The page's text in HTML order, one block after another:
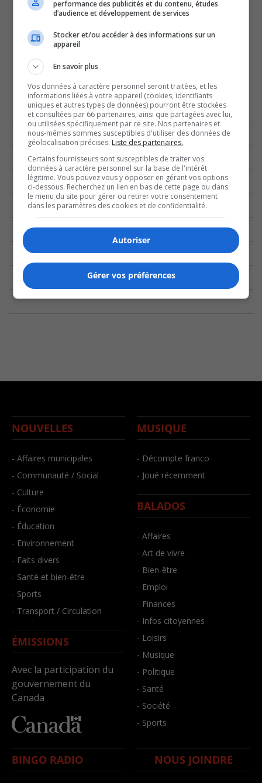
NOUVELLES
- Affaires municipales
- Communauté / Social
- Culture
- Économie
- Éducation
- Environnement
- Faits divers
- Santé et bien-être
- Sports
- Transport / Circulation
ÉMISSIONS
Avec la participation du
gouvernement du
Canada
MUSIQUE
- Décompte franco
- Joué récemment
BALADOS
- Affaires
- Art de vivre
- Bien-être
- Emploi
- Finances
- Infos citoyennes
- Loisirs
- Musique
- Politique
- Santé
- Société
- Sports
BINGO RADIO NOUS JOINDRE
performance des publicités et du contenu, études
d’audience et développement de services
Stocker et/ou accéder à des informations sur un
appareil
En savoir plus
Vos données à caractère personnel seront traitées, et les
informations liées à votre appareil (cookies, identifiants
uniques et autres types de données) pourront être stockées
et consultées par 66 partenaires, ainsi que partagées avec lui,
ou utilisées spécifiquement par ce site. Nos partenaires et
nous-mêmes sommes susceptibles d'utiliser des données de
géolocalisation précises. Liste des partenaires.
Certains fournisseurs sont susceptibles de traiter vos
données à caractère personnel sur la base de l'intérêt
légitime. Vous pouvez vous y opposer en gérant vos options
ci-dessous. Recherchez un lien en bas de cette page ou dans
le menu du site pour gérer ou retirer votre consentement
dans les paramètres des cookies et de confidentialité.
Autoriser
Gérer vos préférences